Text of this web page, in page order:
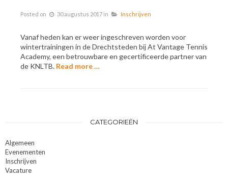
Posted on 30 augustus 2017 in Inschrijven
Vanaf heden kan er weer ingeschreven worden voor
wintertrainingen in de Drechtsteden bij At Vantage Tennis
Academy, een betrouwbare en gecertificeerde partner van
de KNLTB. Read more …
CATEGORIEËN
Algemeen
Evenementen
Inschrijven
Vacature